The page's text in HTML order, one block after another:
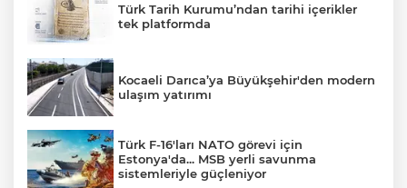
Türk Tarih Kurumu’ndan tarihi içerikler
tek platformda
Kocaeli Darıca’ya Büyükşehir'den modern
ulaşım yatırımı
Türk F-16'ları NATO görevi için
Estonya'da... MSB yerli savunma
sistemleriyle güçleniyor